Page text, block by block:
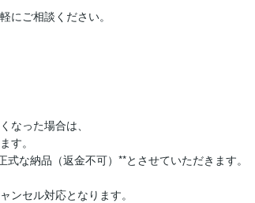
にご相談ください。
なった場合は、
す。
な納品（返金不可）**とさせていただきます。
ンセル対応となります。